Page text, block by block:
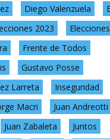
Diego Valenzuela
2023
Frente de Todos
Gustavo Posse
Larreta
Inseguridad
Macri
Juan Andreotti
Juan Zabaleta
Juntos